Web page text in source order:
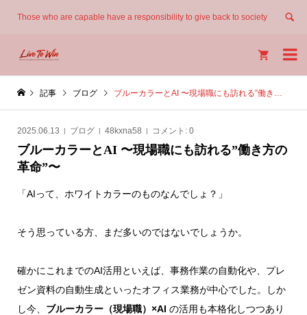
Those who are capable have a responsibility to give back to society


記事 ブログ ブルーカラーとAI 〜現場職にも訪れる”働き方の革命”〜
2025.06.13 ブログ 48kxna58 コメント: 0
ブルーカラーとAI 〜現場職にも訪れる”働き方の
革命”〜
「AIって、ホワイトカラーのものなんでしょ？」
そう思っている方、まだ多いのではないでしょうか。
確かにこれまでのAI活用といえば、事務作業の自動化や、プレ
ゼン資料の自動生成といったオフィス業務が中心でした。しか
し今、 ブルーカラー（現場職）×AI の活用も本格化しつつあり